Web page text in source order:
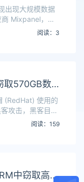
数据勒索用
出现大规模数据
Mixpanel，不
通过 Pornhub
阅读：3
取570GB数
交安全报告
(RedHat) 使用的
攻击，黑客目前
570GB 压缩数
阅读：159
中窃取高达